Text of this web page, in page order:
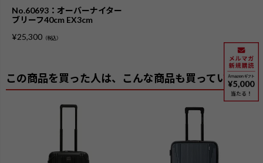
No.60693：オーバーナイター
ブリーフ40cm EX3cm
¥25,300 （税込）
この商品を買った人は、こんな商品も買っています